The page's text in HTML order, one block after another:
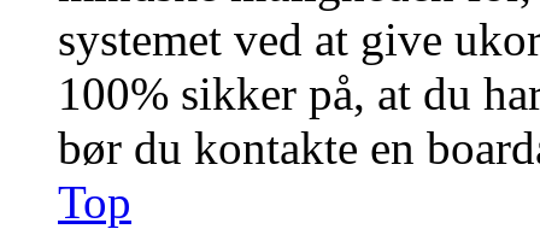
systemet ved at give
100% sikker på, at du
bør du kontakte en
Top